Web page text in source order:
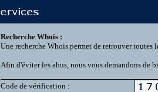
Recherche Whois :
Une recherche Whois permet de retrouver
Afin d'éviter les abus, nous vous demandons de
Code de vérification :